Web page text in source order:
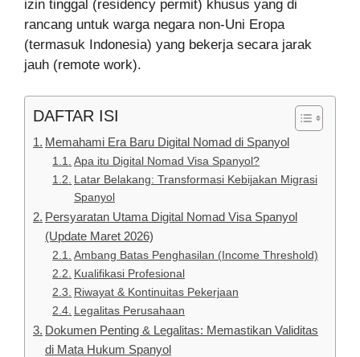
izin tinggal (residency permit) khusus yang di
rancang untuk warga negara non-Uni Eropa
(termasuk Indonesia) yang bekerja secara jarak
jauh (remote work).
DAFTAR ISI
Memahami Era Baru Digital Nomad di Spanyol
Apa itu Digital Nomad Visa Spanyol?
Latar Belakang: Transformasi Kebijakan Migrasi
Spanyol
Persyaratan Utama Digital Nomad Visa Spanyol
(Update Maret 2026)
Ambang Batas Penghasilan (Income Threshold)
Kualifikasi Profesional
Riwayat & Kontinuitas Pekerjaan
Legalitas Perusahaan
Dokumen Penting & Legalitas: Memastikan Validitas
di Mata Hukum Spanyol